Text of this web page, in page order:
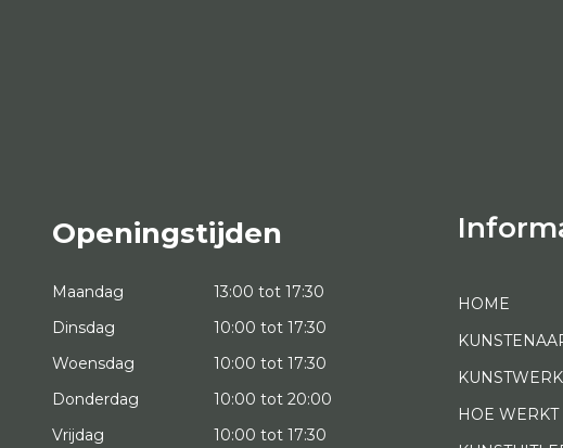
Openingstijden
Maandag
13:00 tot 17:30
Dinsdag
10:00 tot 17:30
Woensdag
10:00 tot 17:30
Donderdag
10:00 tot 20:00
Vrijdag
10:00 tot 17:30
HOME
HOE WERKT